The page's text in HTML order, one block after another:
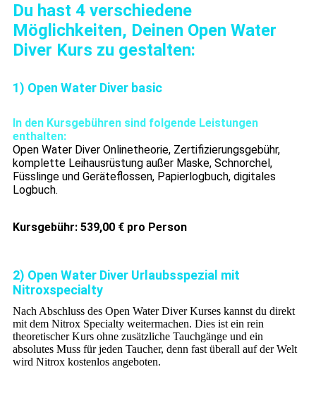
Du hast 4 verschiedene
Möglichkeiten, Deinen Open Water
Diver Kurs zu gestalten:
1) Open Water Diver basic
In den Kursgebühren sind folgende Leistungen
enthalten:
Open Water Diver Onlinetheorie, Zertifizierungsgebühr,
komplette Leihausrüstung außer Maske, Schnorchel,
Füsslinge und Geräteflossen, Papierlogbuch, digitales
Logbuch.
Kursgebühr: 539,00 € pro Person
2) Open Water Diver Urlaubsspezial mit
Nitroxspecialty
Nach Abschluss des Open Water Diver Kurses kannst du direkt
mit dem Nitrox Specialty weitermachen. Dies ist ein rein
theoretischer Kurs ohne zusätzliche Tauchgänge und ein
absolutes Muss für jeden Taucher, denn fast überall auf der Welt
wird Nitrox kostenlos angeboten.